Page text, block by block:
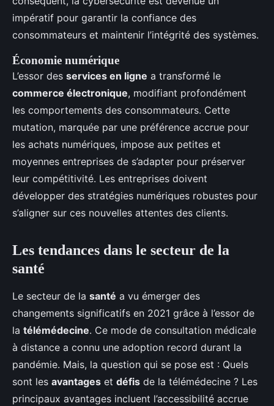
impératif pour garantir la confiance des
consommateurs et maintenir l’intégrité des systèmes.
Économie numérique
L’essor des services en ligne a transformé le
commerce électronique, modifiant profondément
les comportements des consommateurs. Cette
mutation, marquée par une préférence accrue pour
les achats numériques, impose aux petites et
moyennes entreprises de s’adapter pour préserver
leur compétitivité. Les entreprises doivent
développer des stratégies numériques robustes pour
s’aligner sur ces nouvelles attentes des clients.
Les tendances dans le secteur de la
santé
Le secteur de la santé a vu émerger des
changements significatifs en 2021 grâce à l’essor de
la télémédecine. Ce mode de consultation médicale
à distance a connu une adoption record durant la
pandémie. Mais, la question qui se pose est : Quels
sont les avantages et défis de la télémédecine ? Les
principaux avantages incluent l’accessibilité accrue